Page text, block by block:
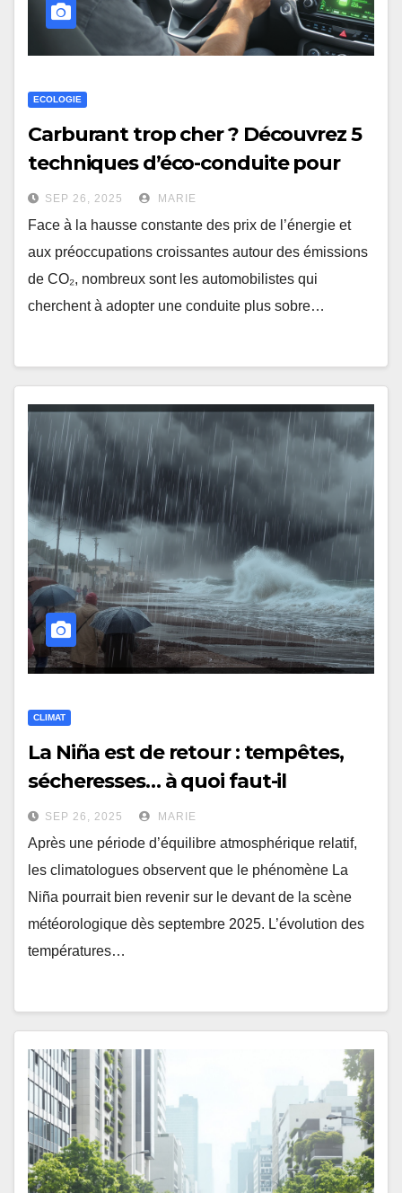
ECOLOGIE
Carburant trop cher ? Découvrez 5
techniques d’éco-conduite pour
payer moins
SEP 26, 2025 MARIE
Face à la hausse constante des prix de l’énergie et
aux préoccupations croissantes autour des émissions
de CO₂, nombreux sont les automobilistes qui
cherchent à adopter une conduite plus sobre…
CLIMAT
La Niña est de retour : tempêtes,
sécheresses… à quoi faut-il
s’attendre ?
SEP 26, 2025 MARIE
Après une période d’équilibre atmosphérique relatif,
les climatologues observent que le phénomène La
Niña pourrait bien revenir sur le devant de la scène
météorologique dès septembre 2025. L’évolution des
températures…